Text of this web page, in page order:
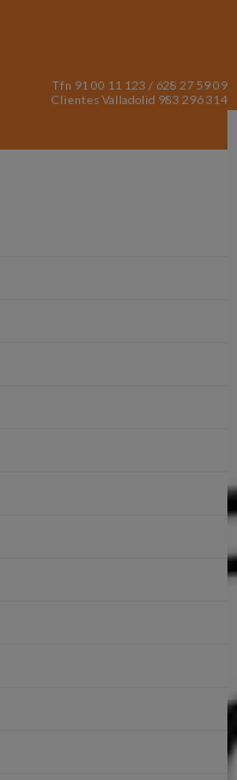
Tfn 91 00 11 123 / 628 27 59 09
Clientes Valladolid 983 296 314